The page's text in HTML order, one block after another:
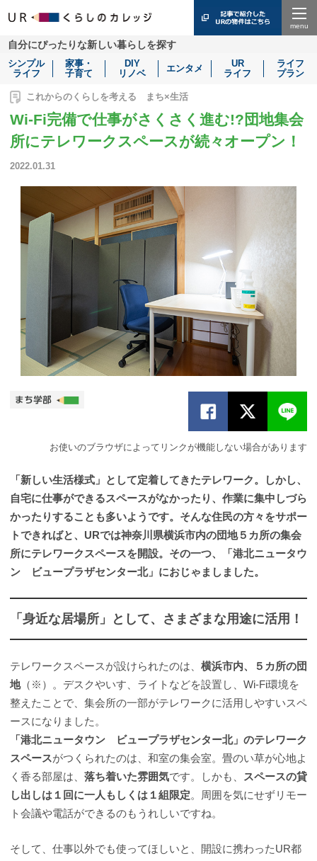
自分にぴったりな新しい暮らしを探す
シンプル
ライフ
家事・
子育て
DIY
リノベ
エンタメ
UR
ライフ
ライフ
プラン
これからのくらしを考える まち×生活
Wi-Fi完備で仕事がさくさく進む!?団地集会
所にテレワークスペースが続々オープン！
2022.01.31
お使いのブラウザによってリンクが機能しない場合があります
「新しい生活様式」として定着してきたテレワーク。しかし、
自宅に仕事ができるスペースがなかったり、作業に集中しづら
かったりすることも多いようです。そんな住民の方々をサポー
トできればと、URでは神奈川県横浜市内の団地５カ所の集会
所にテレワークスペースを開設。その一つ、「港北ニュータウ
ン ビュープラザセンター北」におじゃましました。
「身近な居場所」として、さまざまな用途に活用！
テレワークスペースが設けられたのは、 横浜市内、５カ所の団
地（※）。デスクやいす、ライトなどを設置し、Wi-Fi環境を
整えたことで、集会所の一部がテレワークに活用しやすいスペ
ースになりました。
「港北ニュータウン ビュープラザセンター北」のテレワーク
スペースがつくられたのは、和室の集会室。畳のい草が心地よ
く香る部屋は、 落ち着いた雰囲気です。しかも、
スペースの貸
し出しは１回に一人もしくは１組限定。周囲を気にせずリモー
ト会議や電話ができるのもうれしいですね。
そして、仕事以外でも使ってほしいと、開設に携わったUR都